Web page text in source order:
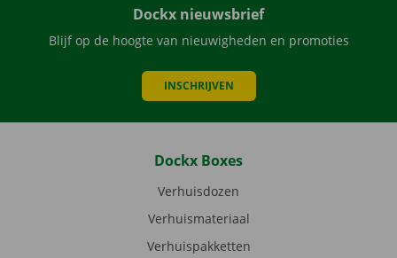
Dockx nieuwsbrief
Blijf op de hoogte van nieuwigheden en promoties
INSCHRIJVEN
Dockx Boxes
Verhuisdozen
Verhuismateriaal
Verhuispakketten